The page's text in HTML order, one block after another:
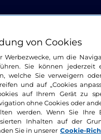
von Cookies
Werbezwecke, um die
Sie können jederzeit
welche Sie verweigern
und auf „Cookies
auf Ihrem Gerät zu
ohne Cookies oder
werden. Wenn Sie Ihre
Inhalten auf der
Sie in unserer Cookie-